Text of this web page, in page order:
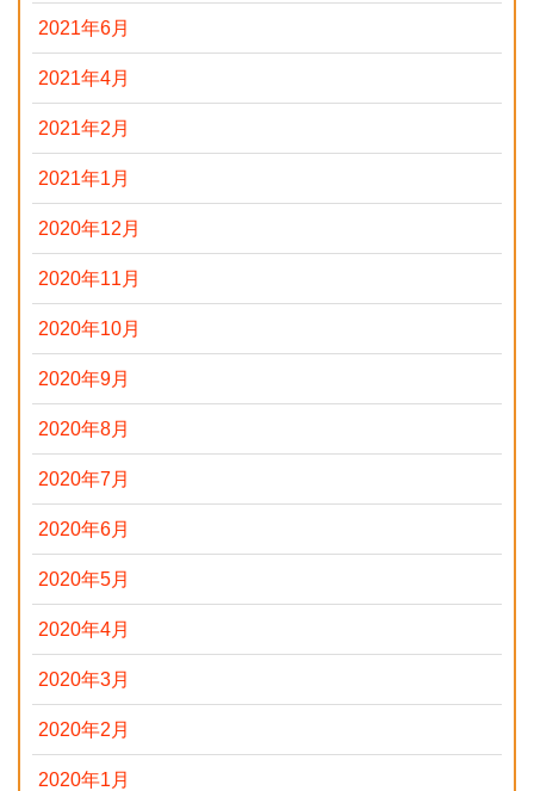
2021年6月
2021年4月
2021年2月
2021年1月
2020年12月
2020年11月
2020年10月
2020年9月
2020年8月
2020年7月
2020年6月
2020年5月
2020年4月
2020年3月
2020年2月
2020年1月